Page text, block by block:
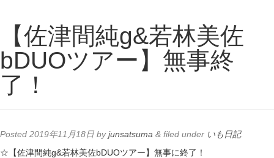
Live Schedule
Discography
Diary
YouTube
【佐津間純g&若林美佐
bDUOツアー】無事終
了！
Posted 2019年11月18日 byjunsatsuma & filed under いも日記.
☆【佐津間純g&若林美佐bDUOツアー】無事に終了！